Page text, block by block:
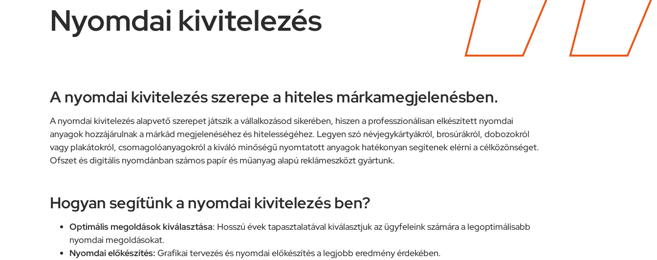
Nyomdai kivitelezés​
A nyomdai kivitelezés szerepe a hiteles márkamegjelenésben.
A nyomdai kivitelezés alapvető szerepet játszik a vállalkozásod sikerében, hiszen a professzionálisan elkészített nyomdai
anyagok hozzájárulnak a márkád megjelenéséhez és hitelességéhez. Legyen szó névjegykártyákról, brosúrákról, dobozokról
vagy plakátokról, csomagolóanyagokról a kiváló minőségű nyomtatott anyagok hatékonyan segítenek elérni a célközönséget.
Ofszet és digitális nyomdánban számos papír és műanyag alapú reklámeszközt gyártunk.
Hogyan segítünk a nyomdai kivitelezés ben?
Optimális megoldások kiválasztása: Hosszú évek tapasztalatával kiválasztjuk az ügyfeleink számára a legoptimálisabb
nyomdai megoldásokat.
Nyomdai előkészítés: Grafikai tervezés és nyomdai előkészítés a legjobb eredmény érdekében.